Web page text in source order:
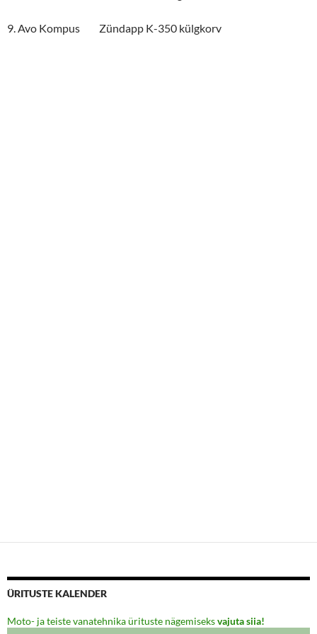
9. Avo Kompus Zündapp K-350 külgkorv
ÜRITUSTE KALENDER
Moto- ja teiste vanatehnika ürituste nägemiseksvajuta siia!